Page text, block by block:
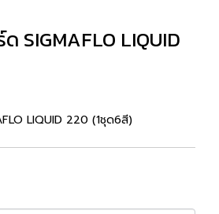
SIGMAFLO LIQUID
LIQUID 220 (1ชุด6สี)